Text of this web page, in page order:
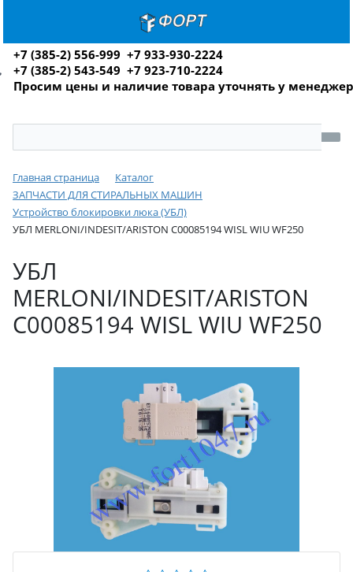
+7 (385-2) 556-999 +7 933-930-2224
+7 (385-2) 543-549 +7 923-710-2224
Просим цены и наличие товара уточнять у
Главная страница
Каталог
ЗАПЧАСТИ ДЛЯ СТИРАЛЬНЫХ МАШИН
Устройство блокировки люка (УБЛ)
УБЛ MERLONI/INDESIT/ARISTON C00085194 WISL WIU WF250
УБЛ
MERLONI/INDESIT/ARISTON
C00085194 WISL WIU WF250